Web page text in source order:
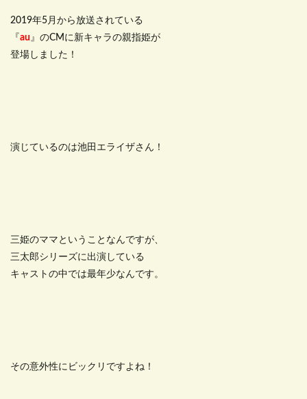
2019年5月から放送されている
『 au』のCMに新キャラの親指姫が
登場しました！
演じているのは池田エライザさん！
三姫のママということなんですが、
三太郎シリーズに出演している
キャストの中では最年少なんです。
その意外性にビックリですよね！